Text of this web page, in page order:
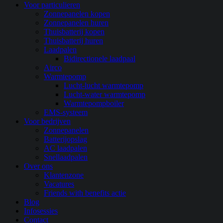
Close
Voor particulieren
Zonnepanelen kopen
Zonnepanelen huren
Thuisbatterij kopen
Thuisbatterij huren
Laadpalen
Bidirectionele laadpaal
Airco
Warmtepomp
Lucht-lucht warmtepomp
Lucht-water warmtepomp
Warmtepompboiler
EMS-systeem
Voor bedrijven
Zonnepanelen
Batterijopslag
AC laadpalen
Snellaadpalen
Over ons
Klantenzone
Vacatures
Friends with benefits actie
Blog
Infosessies
Contact